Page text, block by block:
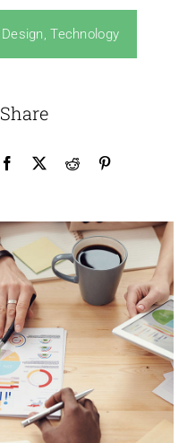
Design,Technology
Share